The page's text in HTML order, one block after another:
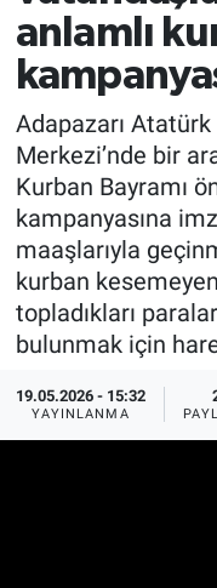
anlamlı
Adapazarı
Merkezi’nde bir
Kurban Bayramı
kampanyasına
maaşlarıyla
kurban
topladıkları
bulunmak için
19.05.2026 - 15:32
YAYINLANMA
EĞİTİM
ÖZEL HABER
HALK54